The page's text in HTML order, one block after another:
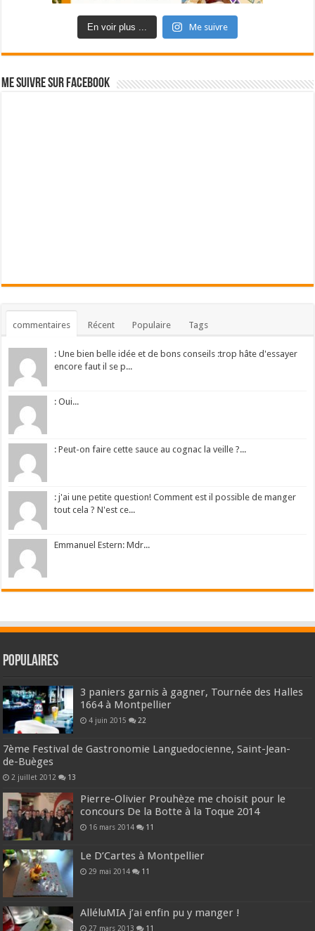
En voir plus ... Me suivre
Me suivre sur Facebook
commentaires Récent Populaire Tags
: Une bien belle idée et de bons conseils :trop hâte d'essayer
encore faut il se p...
: Oui...
: Peut-on faire cette sauce au cognac la veille ?...
: j'ai une petite question! Comment est il possible de manger
tout cela ? N'est ce...
Emmanuel Estern: Mdr...
Populaires
3 paniers garnis à gagner, Tournée des Halles
1664 à Montpellier
4 juin 2015 22
7ème Festival de Gastronomie Languedocienne, Saint-Jean-
de-Buèges
2 juillet 2012 13
Pierre-Olivier Prouhèze me choisit pour le
concours De la Botte à la Toque 2014
16 mars 2014 11
Le D’Cartes à Montpellier
29 mai 2014 11
AlléluMIA j’ai enfin pu y manger !
27 mars 2013 11